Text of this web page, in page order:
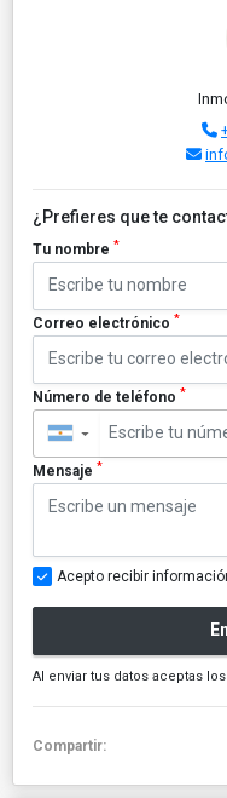
¿Prefieres que te
Tu nombre *
Correo electrónico *
Número de teléfono *
▼
Mensaje *
Acepto recibir
Al enviar tus datos aceptas los
Compartir: